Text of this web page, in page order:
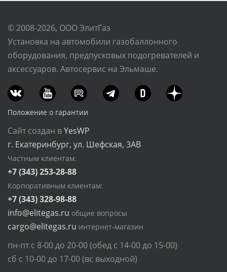
© 2008-2026, ООО ЭлитГаз
Установка на автомобили газобаллонного
оборудования, предпусковых подогревателей и
аксессуаров. Автосервис на Эльмаше.
Положение о гарантии
Сайт создан вYesWP
г. Екатеринбург, ул. Шефская, 3АВ
Частным клиентам:
+7 (343) 253-28-88
Корпоративным клиентам:
+7 (343) 328-98-88
info@elitegas.ru общие вопросы
cargo@elitegas.ru интернет-магазин
пн-пт с 8-00 до 20-00 (обед с 14-00 до 15-00)
сб с 10-00 до 17-00 (вс выходной)